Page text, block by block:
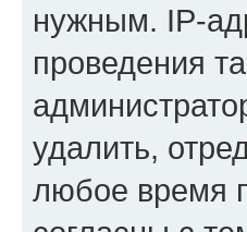
нужным. IP-
проведения
удалить,
любое время